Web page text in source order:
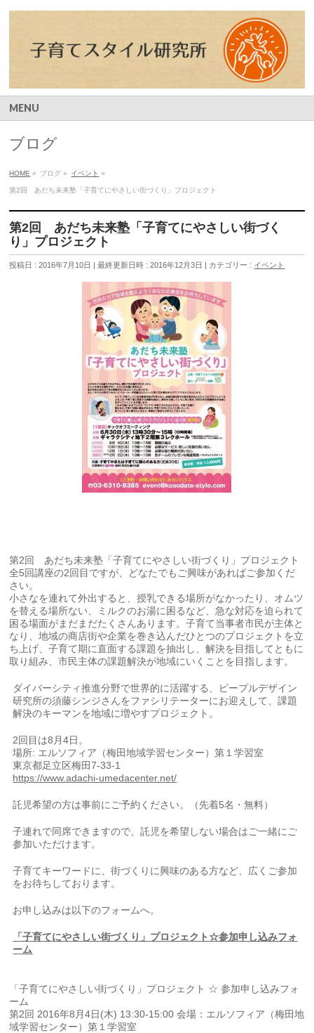
MENU
ブログ
HOME » ブログ » イベント »
第2回 あだち未来塾「子育てにやさしい街づくり」プロジェクト
第2回 あだち未来塾「子育てにやさしい街づく
り」プロジェクト
投稿日 : 2016年7月10日 最終更新日時 : 2016年12月3日 カテゴリー : イベント
第2回 あだち未来塾「子育てにやさしい街づくり」プロジェクト
全5回講座の2回目ですが、どなたでもご興味があればご参加くだ
さい。
小さなを連れて外出すると、授乳できる場所がなかったり、オムツ
を替える場所ない、ミルクのお湯に困るなど、急な対応を迫られて
困る場面がまだまだたくさんあります。子育て当事者市民が主体と
なり、地域の商店街や企業を巻き込んだひとつのプロジェクトを立
ち上げ、子育て期に直面する課題を抽出し、解決を目指してともに
取り組み、市民主体の課題解決が地域にいくことを目指します。
ダイバーシティ推進分野で世界的に活躍する、ピープルデザイン
研究所の須藤シンジさんをファシリテーターにお迎えして、課題
解決のキーマンを地域に増やすプロジェクト。
2回目は8月4日。
場所: エルソフィア（梅田地域学習センター）第１学習室
東京都足立区梅田7-33-1
https://www.adachi-umedacenter.net/
託児希望の方は事前にご予約ください。（先着5名・無料）
子連れで同席できますので、託児を希望しない場合はご一緒にご
参加いただけます。
子育てキーワードに、街づくりに興味のある方など、広く ご参加
をお待ちしております。
お申し込みは以下のフォームへ。
「子育てにやさしい街づくり」プロジェクト☆参加申し込みフォ
ーム
「子育てにやさしい街づくり」プロジェクト ☆ 参加申し込みフォ
ーム
第2回 2016年8月4日(木) 13:30-15:00 会場：エルソフィア（梅田地
域学習センター）第１学習室